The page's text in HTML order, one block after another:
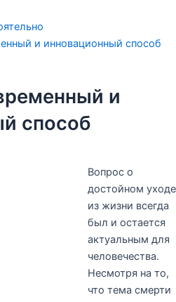
и инновационный способ
и
способ
Вопрос о
достойном уходе
из жизни всегда
был и остается
актуальным для
человечества.
Несмотря на то,
что тема смерти